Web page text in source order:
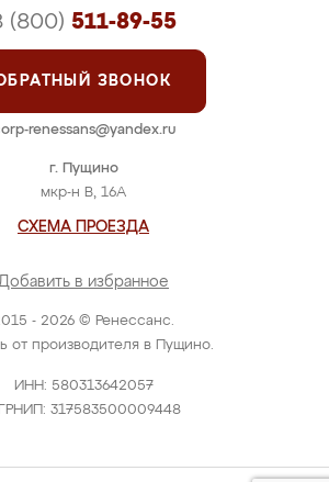
- 2026 © Ренессанс.
от производителя в Пущино.
ИНН: 580313642057
317583500009448
г. Пущино
мкр-н В, 16А
СХЕМА ПРОЕЗДА
в избранное
(800) 511-89-55
ЗВОНОК
renessans@yandex.ru